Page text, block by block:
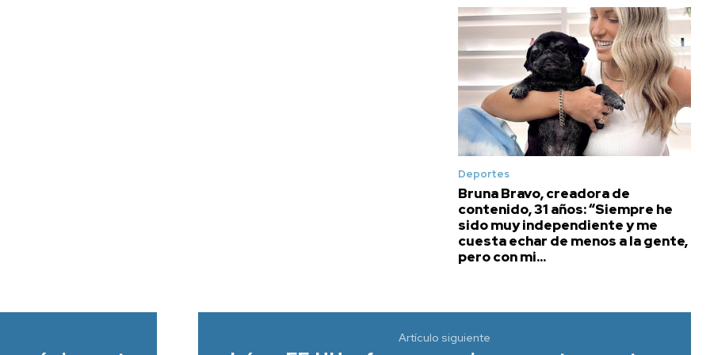
Deportes
Bruna Bravo, creadora de
contenido, 31 años: “Siempre he
sido muy independiente y me
cuesta echar de menos a la gente,
pero con mi...
Artículo siguiente